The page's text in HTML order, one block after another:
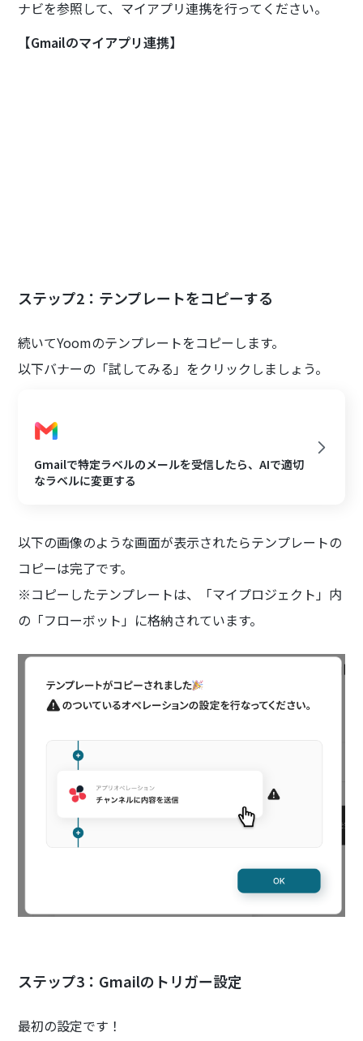
ナビを参照して、マイアプリ連携を行ってください。
【Gmailのマイアプリ連携】
ステップ2：テンプレートをコピーする
続いてYoomのテンプレートをコピーします。
以下バナーの「試してみる」をクリックしましょう。
Gmailで特定ラベルのメールを受信したら、AIで適切
なラベルに変更する
以下の画像のような画面が表示されたらテンプレートの
コピーは完了です。
※コピーしたテンプレートは、「マイプロジェクト」内
の「フローボット」に格納されています。
ステップ3：Gmailのトリガー設定
最初の設定です！